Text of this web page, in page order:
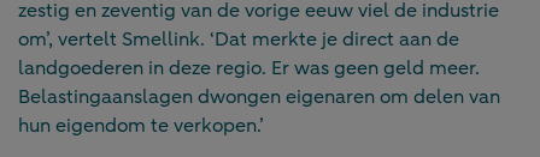
zestig en zeventig van de vorige eeuw viel de industrie
om’, vertelt Smellink. ‘Dat merkte je direct aan de
landgoederen in deze regio. Er was geen geld meer.
Belastingaanslagen dwongen eigenaren om delen van
hun eigendom te verkopen.’